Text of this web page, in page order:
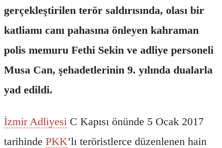
gerçekleştirilen terör saldırısında, olası bir
katliamı canı pahasına önleyen kahraman
polis memuru Fethi Sekin ve adliye personeli
Musa Can, şehadetlerinin 9. yılında dualarla
yad edildi.
İzmir Adliyesi C Kapısı önünde 5 Ocak 2017
tarihinde PKK’lı teröristlerce düzenlenen hain